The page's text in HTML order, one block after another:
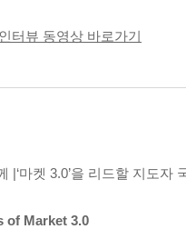
터뷰 동영상 바로가기
|‘마켓 3.0’을 리드할 지도자
of Market 3.0